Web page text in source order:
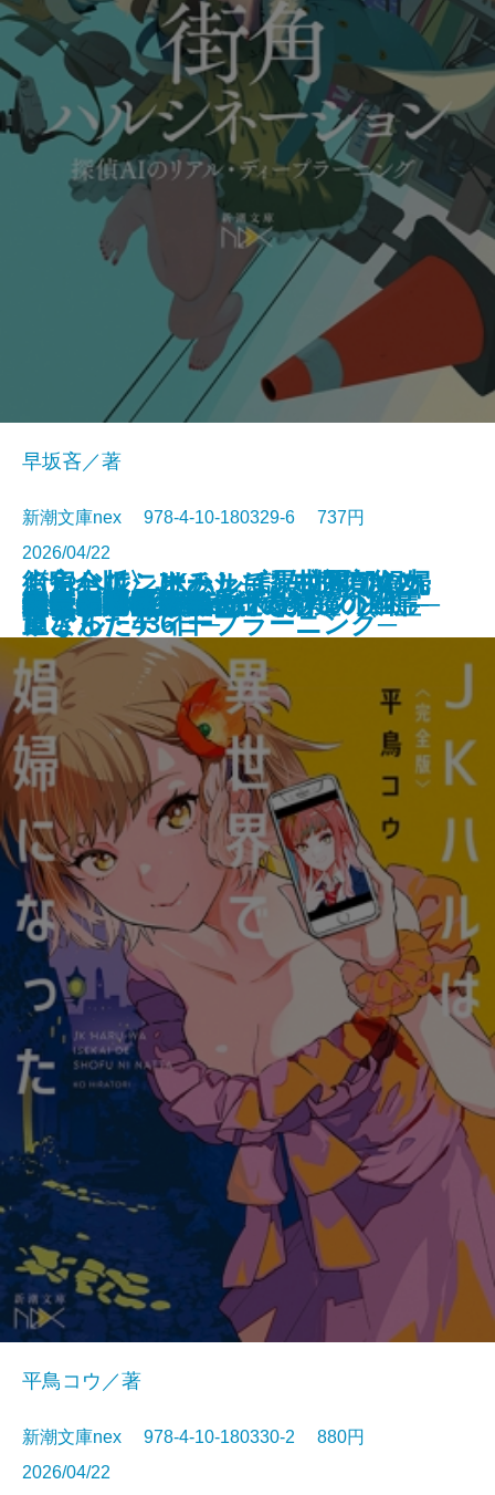
食べると死ぬ花
猫と罰
くらべて、けみして 校閲部の九
重さん
水よ踊れ
役者廃業・三婆
裂けた明日
おやじはニーチェ─認知症の父と
過ごした436日─
量子力学で生命の謎を解く
記憶の帝国
街角ハルシネーション─探偵AIの
リアル・ディープラーニング─
早坂吝／著
新潮文庫nex 978-4-10-180329-6 737円
2026/04/22
文庫電子書籍あり
〈完全版〉JKハルは異世界で娼婦
になった
平鳥コウ／著
新潮文庫nex 978-4-10-180330-2 880円
2026/04/22
今夜もベルが鳴る
歌舞伎町アンダーグラウンド
ツユクサナツコの一生
あしたの名医4─それぞれの決断─
鬼にきんつば─七つの刻鐘の幽霊─
東京都同情塔
養老先生、病院へ行く
不良老人の文学論
秀長と利休